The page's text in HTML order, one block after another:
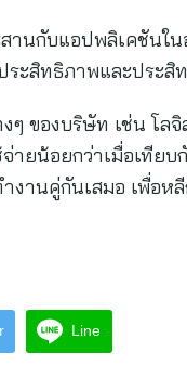
านกับแอปพลิเคชัน
ระสิทธิภาพและประ
ๆ ของบริษัท เช่น โล
ายน้อยกว่าเมื่อเทีย
งานคู่กันเสมอ เพื่อห
Line